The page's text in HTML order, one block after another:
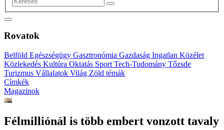
Rovatok
Belföld Egészségügy Gasztronómia Gazdaság Ingatlan Közélet
Közlekedés Kultúra Oktatás Sport Tech-Tudomány Tőzsde
Turizmus Vállalatok Világ Zöld témák
Címkék
Magazinok
Félmilliónál is több embert vonzott tavaly